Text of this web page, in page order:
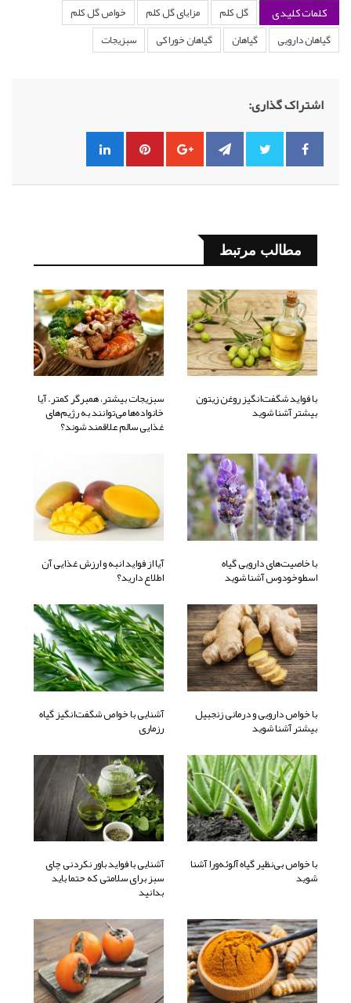
کلمات کلیدی گل کلم مزایای گل کلم
خواص گل کلم
گیاهان دارویی
گیاهان گیاهان خوراکی سبزیجات
اشتراک گذاری:
مطالب مرتبط
با فواید شگفت‌انگیز روغن زیتون
بیشتر آشنا شوید
سبزیجات بیشتر، همبرگر کمتر. آیا
خانواده‌ها می‌توانند به رژیم‌های
غذایی سالم علاقمند شوند؟
با خاصیت‌های دارویی گیاه
اسطوخودوس آشنا شوید
آیا از فواید انبه و ارزش غذایی آن
اطلاع دارید؟
با خواص دارویی و درمانی زنجبیل
بیشتر آشنا شوید
آشنایی با خواص شگفت‌انگیز گیاه
رزماری
با خواص بی‌نظیر گیاه آلوئه‌ورا آشنا
شوید
آشنایی با فواید باور نکردنی چای
سبز برای سلامتی که حتما باید
بدانید